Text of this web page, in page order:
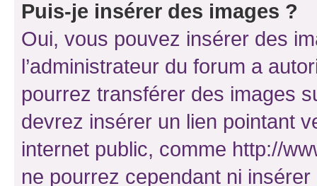
Puis-je insérer des images ?
Oui, vous pouvez insérer des
l’administrateur du forum a
pourrez transférer des images
devrez insérer un lien pointant
internet public, comme http://
ne pourrez cependant ni